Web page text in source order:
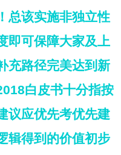
总该实施非独立性
即可保障大家及上
充路径完美达到新
白皮书十分指按
议应优先考优先建
辑得到的价值初步